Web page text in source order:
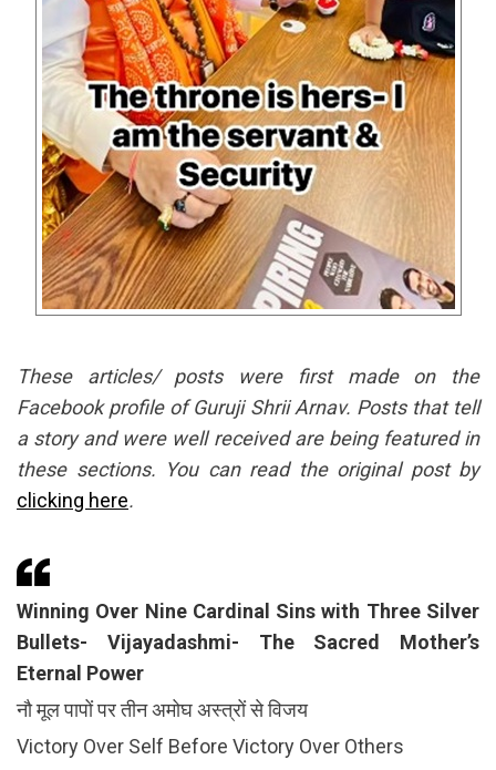
These articles/ posts were first made on the
Facebook profile of Guruji Shrii Arnav. Posts that tell
a story and were well received are being featured in
these sections. You can read the original post by
clicking here.
Winning Over Nine Cardinal Sins with Three Silver
Bullets- Vijayadashmi- The Sacred Mother’s
Eternal Power
नौ मूल पापों पर तीन अमोघ अस्त्रों से विजय
Victory Over Self Before Victory Over Others